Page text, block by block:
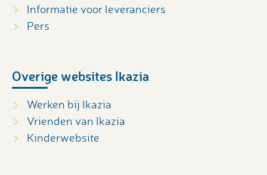
Informatie voor leveranciers
Pers
Overige websites Ikazia
Werken bij Ikazia
Vrienden van Ikazia
Kinderwebsite